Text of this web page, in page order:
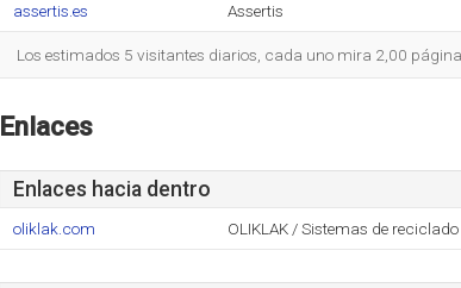
assertis.es Assertis
Los estimados 5 visitantes diarios, cada uno mira 2,00
Enlaces
Enlaces hacia dentro
oliklak.com OLIKLAK / Sistemas de